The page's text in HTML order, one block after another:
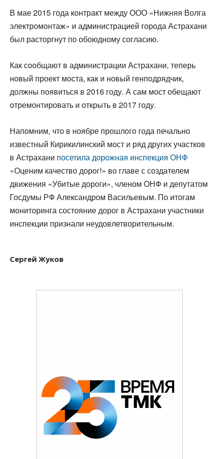
В мае 2015 года контракт между ООО «Нижняя Волга
электромонтаж» и администрацией города Астрахани
был расторгнут по обоюдному согласию.
Как сообщают в администрации Астрахани, теперь
новый проект моста, как и новый генподрядчик,
должны появиться в 2016 году. А сам мост обещают
отремонтировать и открыть в 2017 году.
Напомним, что в ноябре прошлого года печально
известный Кирикилинский мост и ряд других участков
в Астрахани посетила дорожная инспекция ОНФ
«Оценим качество дорог!» во главе с создателем
движения «Убитые дороги», членом ОНФ и депутатом
Госдумы РФ Александром Васильевым. По итогам
мониторинга состояние дорог в Астрахани участники
инспекции признали неудовлетворительным.
Сергей Жуков